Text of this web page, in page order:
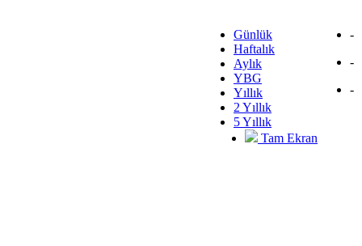
-
-
-
Günlük
Haftalık
Aylık
YBG
Yıllık
2 Yıllık
5 Yıllık
Tam Ekran